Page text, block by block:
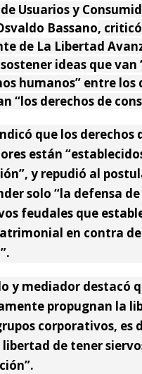
Usuarios y
Bassano,
de La Libertad
ideas que van
humanos” entre los
“los derechos de
que los derechos
están
y repudió al
solo “la defensa
feudales que
en contra
y mediador destacó
propugnan la
corporativos, es
de tener